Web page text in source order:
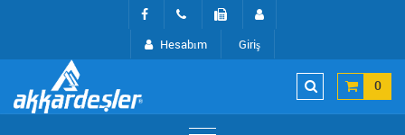
Hesabım Giriş
0